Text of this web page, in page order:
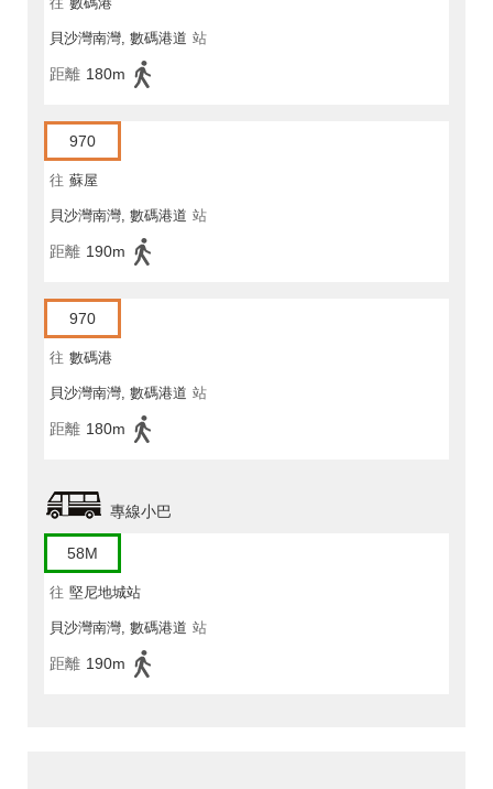
貝沙灣南灣, 數碼港道 站
距離 180m
970
往 蘇屋
貝沙灣南灣, 數碼港道 站
距離 190m
970
往 數碼港
貝沙灣南灣, 數碼港道 站
距離 180m
專線小巴
58M
往 堅尼地城站
貝沙灣南灣, 數碼港道 站
距離 190m